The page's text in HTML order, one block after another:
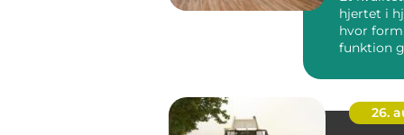
hjertet i
hvor
funktion
26.